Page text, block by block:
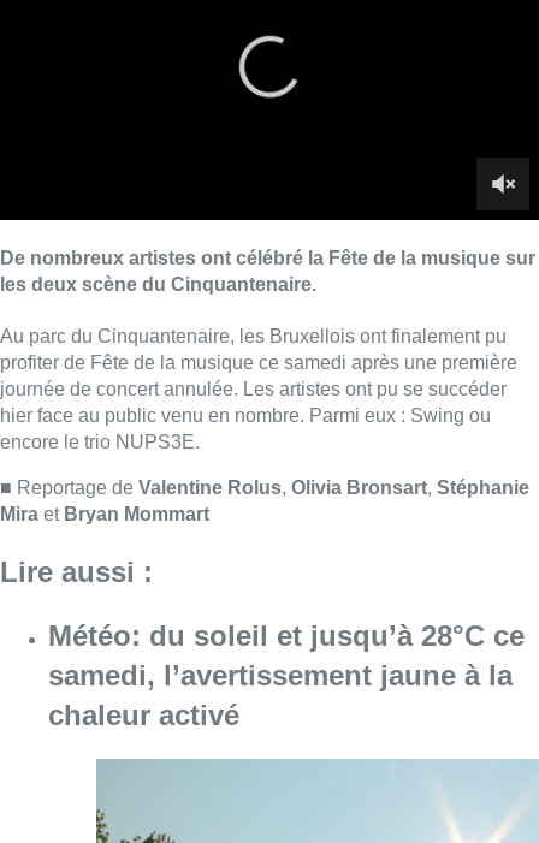
profiter de Fête de la musique ce samedi après une première
journée de concert annulée. Les artistes ont pu se succéder
hier face au public venu en nombre. Parmi eux : Swing ou
Stéphanie
Lire aussi :
samedi, l’avertissement jaune à la
chaleur activé
08 août 2026Consulter l'article "Météo: du soleil et